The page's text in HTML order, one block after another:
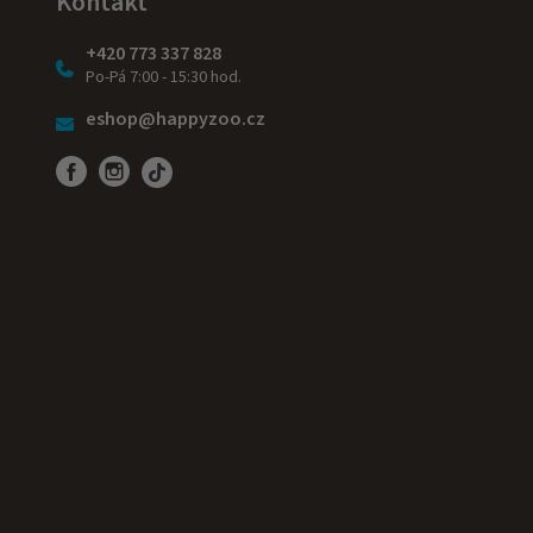
+420 773 337 828
Po-Pá 7:00 - 15:30 hod.
eshop@happyzoo.cz